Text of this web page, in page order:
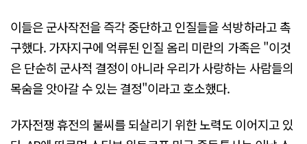
이들은 군사작전을 즉각 중단하고 인질들을 석방하라고 촉
구했다. 가자지구에 억류된 인질 옴리 미란의 가족은 "이것
은 단순히 군사적 결정이 아니라 우리가 사랑하는 사람들의
목숨을 앗아갈 수 있는 결정"이라고 호소했다.
가자전쟁 휴전의 불씨를 되살리기 위한 노력도 이어지고 있